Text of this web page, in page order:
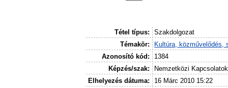
Tétel típus:
Szakdolgozat
Témakör:
Kultúra, közművelődés,
Azonosító kód:
1384
Képzés/szak:
Nemzetközi
Elhelyezés dátuma:
16 Márc 2010 15:22